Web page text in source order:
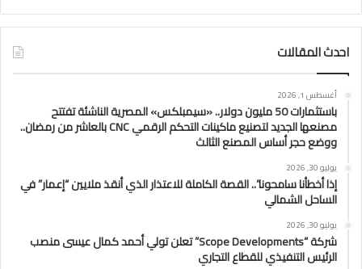
احدث المقالات
أغسطس 1, 2026
باستثمارات 50 مليون دولار.. «سيمبلكس» المصرية الناشئة تفتتح
مصنعها الجديد لتصنيع ماكينات التحكم الرقمي CNC بالعاشر من رمضان..
ووضع حجر أساس المصنع الثالث
يوليو 30, 2026
إذا أخطأنا سامحونا”.. القصة الكاملة للاعتذار الذي أنقذ ملايين “إعمار” في
الساحل الشمالي
يوليو 30, 2026
شركة “Scope Developments” تعلن تولي أحمد كمال عيسى منصب
الرئيس التنفيذي للقطاع التجاري